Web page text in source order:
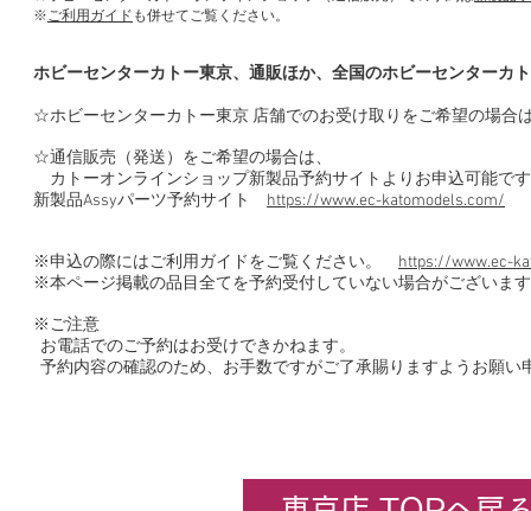
※ご利用ガイド も併せてご覧ください。
ホビーセンターカトー東京、通販ほか、全国のホビーセンターカ
☆ホビーセンターカトー東京 店舗でのお受け取りをご希望の場合
☆通信販売（発送）をご希望の場合は、
カトーオンラインショップ新製品予約サイトよりお申込可能で
新製品Assyパーツ予約サイト https://www.ec-katomodels.com/
※申込の際にはご利用ガイドをご覧ください。 https://www.ec-
※本ページ掲載の品目全てを予約受付していない場合がございま
※ご注意
お電話でのご予約はお受けできかねます。
予約内容の確認のため、お手数ですがご了承賜りますようお願い